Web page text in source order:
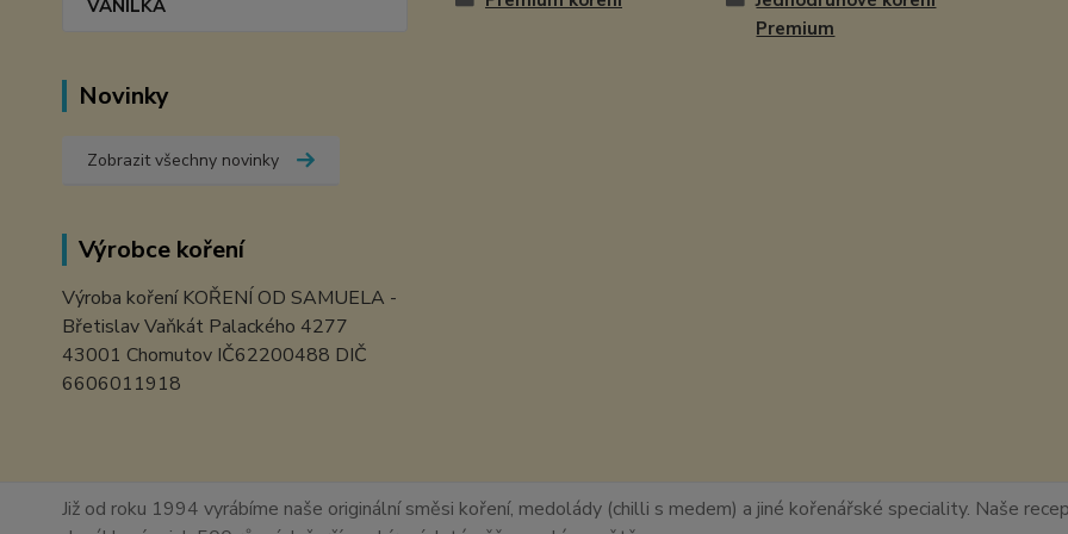
VANILKA
Novinky
Zobrazit všechny novinky
Výrobce koření
Výroba koření KOŘENÍ OD SAMUELA -
Břetislav Vaňkát Palackého 4277
43001 Chomutov IČ62200488 DIČ
6606011918
Premium
Již od roku 1994 vyrábíme naše originální směsi koření, medolády (chilli s medem) a jiné kořenářské speciality. Naše